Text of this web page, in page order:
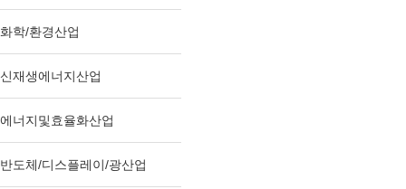
화학/환경산업
신재생에너지산업
에너지및효율화산업
반도체/디스플레이/광산업